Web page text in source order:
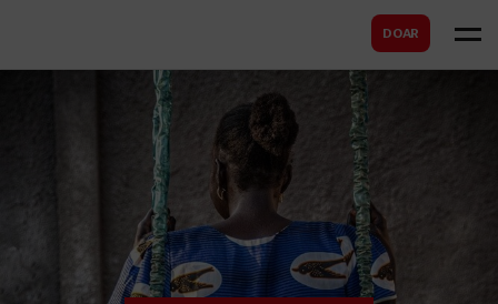
DOAR
a
r
c
a